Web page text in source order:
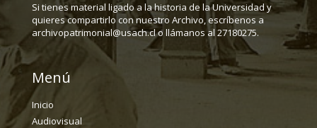
Si tienes material ligado a la historia de la Universidad y
quieres compartirlo con nuestro Archivo, escríbenos a
archivopatrimonial@usach.cl o llámanos al 27180275.
Menú
Inicio
Audiovisual